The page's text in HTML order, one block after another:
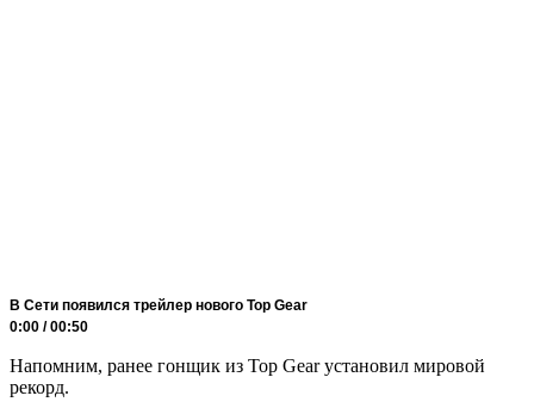
В Сети появился трейлер нового Top Gear
0:00 / 00:50
Напомним, ранее гонщик из Top Gear установил мировой
рекорд.